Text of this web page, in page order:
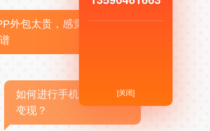
外包太贵，感觉不
如何进行手机APP商业
变现？
[关闭]